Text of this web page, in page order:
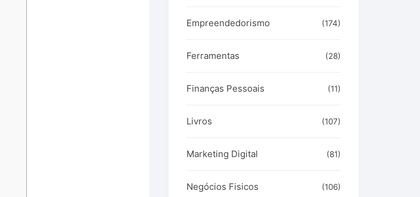
Empreendedorismo (174)
Ferramentas (28)
Finanças Pessoais (11)
Livros (107)
Marketing Digital (81)
Negócios Fisicos (106)